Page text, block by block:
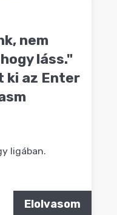
nem
láss."
ki az Enter
ligában.
Elolvasom